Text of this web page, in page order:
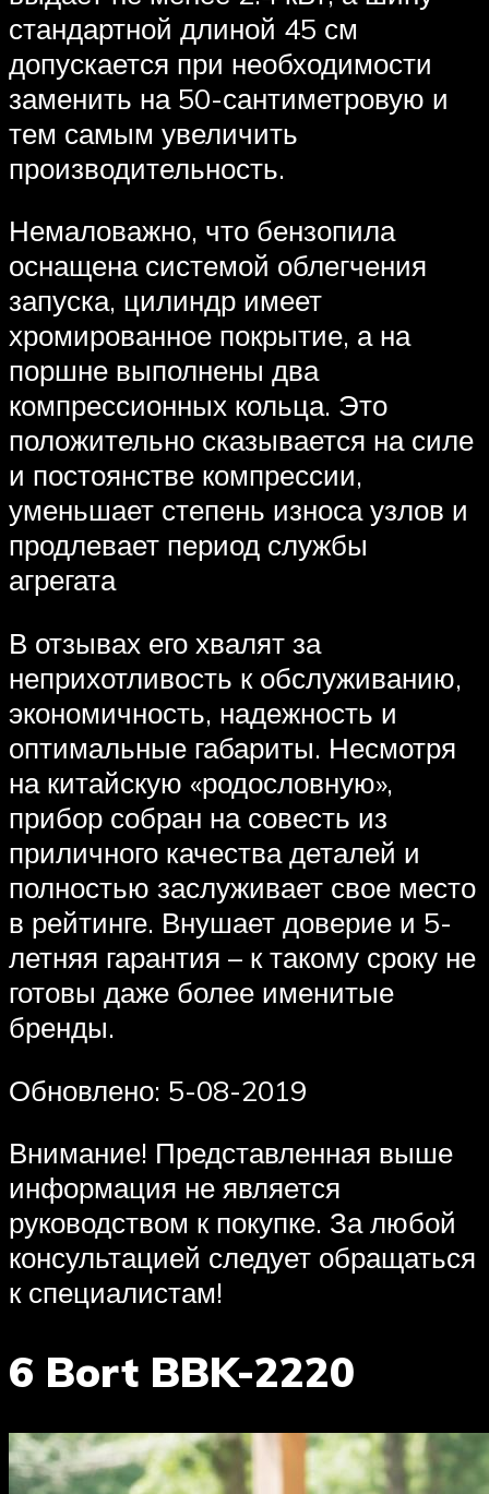
стандартной длиной 45 см
допускается при необходимости
заменить на 50-сантиметровую и
тем самым увеличить
производительность.
Немаловажно, что бензопила
оснащена системой облегчения
запуска, цилиндр имеет
хромированное покрытие, а на
поршне выполнены два
компрессионных кольца. Это
положительно сказывается на силе
и постоянстве компрессии,
уменьшает степень износа узлов и
продлевает период службы
агрегата
В отзывах его хвалят за
неприхотливость к обслуживанию,
экономичность, надежность и
оптимальные габариты. Несмотря
на китайскую «родословную»,
прибор собран на совесть из
приличного качества деталей и
полностью заслуживает свое место
в рейтинге. Внушает доверие и 5-
летняя гарантия – к такому сроку не
готовы даже более именитые
бренды.
Обновлено: 5-08-2019
Внимание! Представленная выше
информация не является
руководством к покупке. За любой
консультацией следует обращаться
к специалистам!
6 Bort BBK-2220